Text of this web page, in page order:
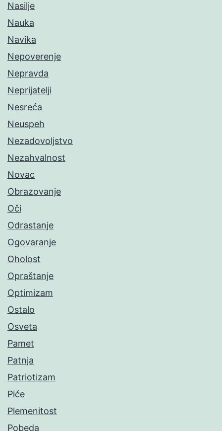
Nasilje
Nauka
Navika
Nepoverenje
Nepravda
Neprijatelji
Nesreća
Neuspeh
Nezadovoljstvo
Nezahvalnost
Novac
Obrazovanje
Oči
Odrastanje
Ogovaranje
Oholost
Opraštanje
Optimizam
Ostalo
Osveta
Pamet
Patnja
Patriotizam
Piće
Plemenitost
Pobeda